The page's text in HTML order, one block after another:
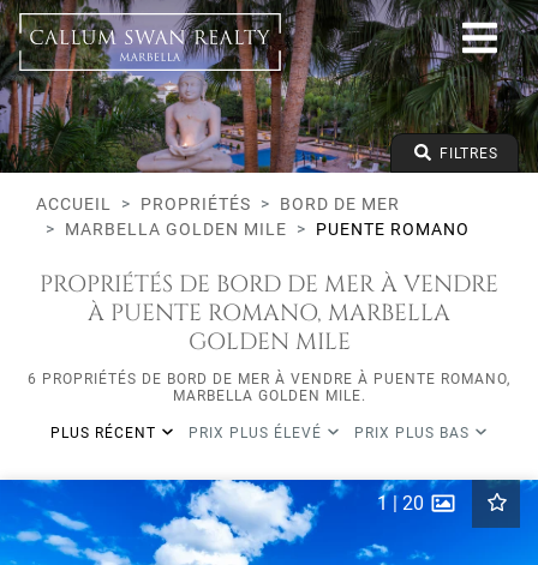
Bord de mer
Marbella Golden Mile
Puente Romano
Tous les types
Prix à partir de
Prix jusqu'à
Lits minimums FILTRES
ACCUEIL PROPRIÉTÉS
BORD DE MER
MARBELLA GOLDEN MILE
PUENTE ROMANO
PROPRIÉTÉS DE BORD DE MER À VENDRE
À PUENTE ROMANO, MARBELLA
GOLDEN MILE
6 PROPRIÉTÉS DE BORD DE MER À VENDRE À PUENTE ROMANO,
MARBELLA GOLDEN MILE.
PLUS RÉCENT PRIX PLUS ÉLEVÉ PRIX PLUS BAS
1 | 20